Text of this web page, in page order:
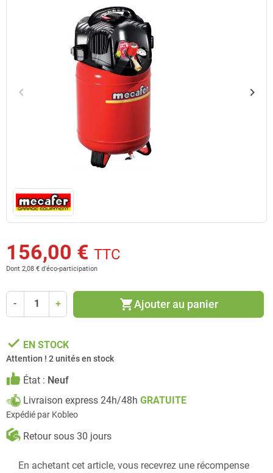
Précédent
keyboard_arrow_left keyboard_arrow_right
156,00 € TTC
Dont 2,08 € d'éco-participation
- + shopping_cartAjouter au panier
done EN STOCK
Attention ! 2 unités en stock
État : Neuf
Livraison express 24h/48h GRATUITE
Expédié par Kobleo
Retour sous 30 jours
En achetant cet article, vous recevrez une récompense